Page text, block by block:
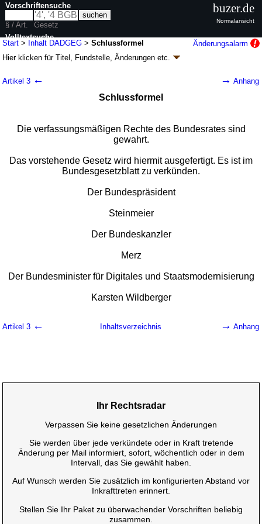
Start > Inhalt DADGEG >Schlussformel
Änderungsalarm
Hier klicken fürTitel, Fundstelle, Änderungen etc.
Verordnung (EU) 2023/2854 des Europäischen
Parlaments und des Rates vom 13. Dezember
fairen Datenzugang und eine faire
Datennutzung sowie zur Änderung der
(EU) 2020/1828 (DADGEGk.a.Abk.)
Drucksachen / Entwurf / Begründung
Artikel 3 ← → Anhang
Schlussformel
Die verfassungsmäßigen Rechte des Bundesrates sind
gewahrt.
Das vorstehende Gesetz wird hiermit ausgefertigt. Es ist im
Bundesgesetzblatt zu verkünden.
Der Bundespräsident
Steinmeier
Der Bundeskanzler
Merz
Der Bundesminister für Digitales und Staatsmodernisierung
Karsten Wildberger
Artikel 3 ← Inhaltsverzeichnis → Anhang
Vorschriftensuche
§ / Art.
Gesetz
Volltextsuche
nur in DADGEG
buzer.de
Normalansicht
Ihr Rechtsradar
Verpassen Sie keine gesetzlichen Änderungen
Sie werden über jede verkündete oder in Kraft tretende
Änderung per Mail informiert, sofort, wöchentlich oder in dem
Intervall, das Sie gewählt haben.
Auf Wunsch werden Sie zusätzlich im konfigurierten Abstand vor
Inkrafttreten erinnert.
Stellen Sie Ihr Paket zu überwachender Vorschriften beliebig
zusammen.